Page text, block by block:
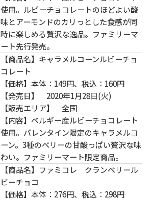
使用。ルビーチョコレートのほどよい酸
味とアーモンドのカリっとした食感が同
時に楽しめる贅沢な逸品。ファミリーマ
ート先行発売。
【商品名】キャラメルコーンルビーチョ
コレート
【価格】本体：149円、税込：160円
【発売日】 2020年1月28日(火)
【販売エリア】 全国
【内容】ベルギー産ルビーチョコレート
使用。バレンタイン限定のキャラメルコ
ーン。3種のベリーの甘酸っぱい贅沢な味
わい。ファミリーマート限定商品。
【商品名】ファミコレ クランベリール
ビーチョコ
【価格】本体：276円、税込：298円